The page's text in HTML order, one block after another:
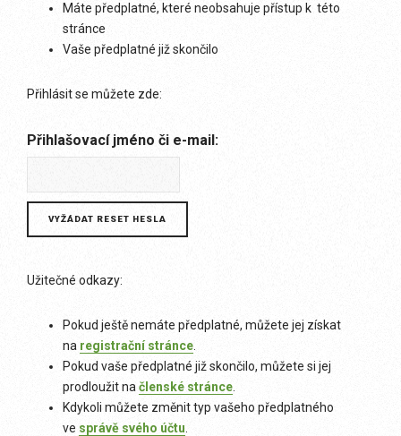
Máte předplatné, které neobsahuje přístup k této
stránce
Vaše předplatné již skončilo
Přihlásit se můžete zde:
Přihlašovací jméno či e-mail:
Užitečné odkazy:
Pokud ještě nemáte předplatné, můžete jej získat
na registrační stránce
Pokud vaše předplatné již skončilo, můžete si jej
prodloužit na členské stránce
Kdykoli můžete změnit typ vašeho předplatného
ve správě svého účtu